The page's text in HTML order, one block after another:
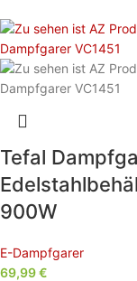
Tefal
900W
E-Dampfgarer
69,99€